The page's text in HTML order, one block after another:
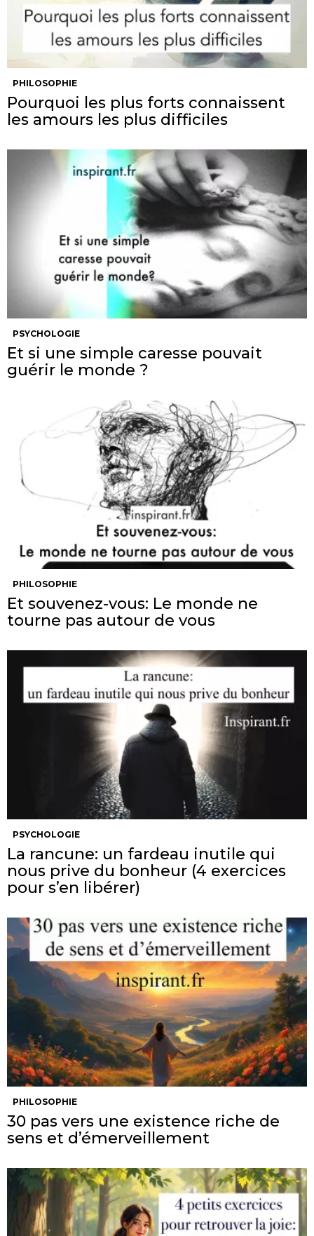
PHILOSOPHIE
Pourquoi les plus forts connaissent
les amours les plus difficiles
PSYCHOLOGIE
Et si une simple caresse pouvait
guérir le monde ?
PHILOSOPHIE
Et souvenez-vous: Le monde ne
tourne pas autour de vous
PSYCHOLOGIE
La rancune: un fardeau inutile qui
nous prive du bonheur (4 exercices
pour s’en libérer)
PHILOSOPHIE
30 pas vers une existence riche de
sens et d’émerveillement